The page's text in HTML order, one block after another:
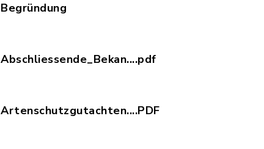
Begründung
Abschliessende_Bekan....pdf
Artenschutzgutachten....PDF